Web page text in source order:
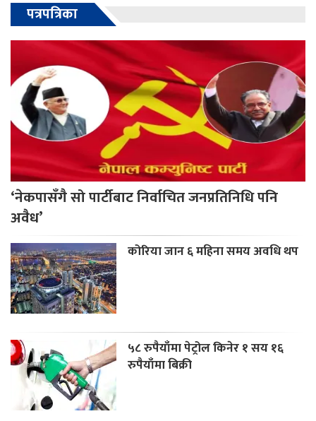
पत्रपत्रिका
‘नेकपासँगै सो पार्टीबाट निर्वाचित जनप्रतिनिधि पनि
अवैध’
कोरिया जान ६ महिना समय अवधि थप
५८ रुपैयाँमा पेट्रोल किनेर १ सय १६
रुपैयाँमा बिक्री